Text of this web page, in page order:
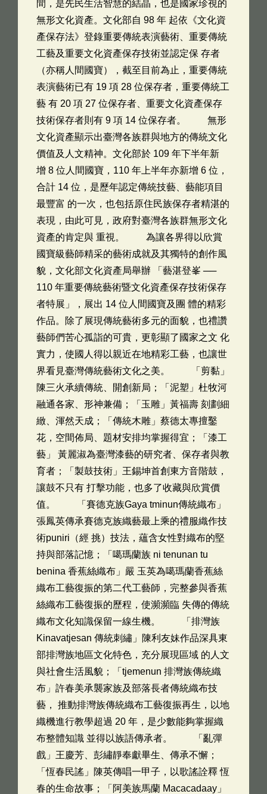
間，是先民生活智慧的結晶，也是國家珍視的
無形文化資產。文化部自 98 年 起依《文化資
產保存法》登錄重要傳統表演藝術、重要傳統
工藝及重要文化資產保存技術並認定保 存者
（亦稱人間國寶），截至目前為止，重要傳統
表演藝術已有 19 項 28 位保存者，重要傳統工
藝 有 20 項 27 位保存者、重要文化資產保存
技術保存者則有 9 項 14 位保存者。 無形
文化資產顯示出臺灣各族群與地方的傳統文化
價值及人文精神。文化部於 109 年下半年新
增 8 位人間國寶，110 年上半年亦新增 6 位，
合計 14 位，是歷年認定傳統技藝、藝能項目
最豐富 的一次，也包括原住民族保存者精湛的
表現，由此可見，政府對臺灣各族群無形文化
資產的肯定與 重視。 為讓各界得以欣賞
國寶級藝師精采的藝術成就及其獨特的創作風
貌，文化部文化資產局舉辦 「藝湛登峯 ──
110 年重要傳統藝術暨文化資產保存技術保存
者特展」，展出 14 位人間國寶及團 體的精彩
作品。除了展現傳統藝術多元的面貌，也禮讚
藝師們苦心孤詣的可貴，更彰顯了國家之文 化
實力，使國人得以親近在地精彩工藝，也讓世
界看見臺灣傳統藝術文化之美。 「剪黏」
陳三火承續傳統、開創新局；「泥塑」杜牧河
融通各家、形神兼備；「玉雕」黃福壽 刻劃細
緻、渾然天成；「傳統木雕」蔡德太專擅鑿
花，空間佈局、題材安排均掌握得宜；「漆工
藝」 黃麗淑為臺灣漆藝的研究者、保存者與教
育者；「製鼓技術」王錫坤首創東方音階鼓，
讓鼓不只有 打擊功能，也多了收藏與欣賞價
值。 「賽德克族Gaya tminun傳統織布」
張鳳英傳承賽德克族織藝最上乘的禮服織作技
術puniri（經 挑）技法，蘊含女性對織布的堅
持與部落記憶；「噶瑪蘭族 ni tenunan tu
benina 香蕉絲織布」嚴 玉英為噶瑪蘭香蕉絲
織布工藝復振的第二代工藝師，完整參與香蕉
絲織布工藝復振的歷程，使瀕瀕臨 失傳的傳統
織布文化知識保留一線生機。 「排灣族
Kinavatjesan 傳統刺繡」陳利友妹作品深具東
部排灣族地區文化特色，充分展現區域 的人文
與社會生活風貌；「tjemenun 排灣族傳統織
布」許春美承襲家族及部落長者傳統織布技
藝， 推動排灣族傳統織布工藝復振再生，以地
織機進行教學超過 20 年，是少數能夠掌握織
布整體知識 並得以族語傳承者。 「亂彈
戲」王慶芳、彭繡靜奉獻畢生、傳承不懈；
「恆春民謠」陳英傳唱一甲子，以歌謠詮釋 恆
春的生命故事；「阿美族馬蘭 Macacadaay」